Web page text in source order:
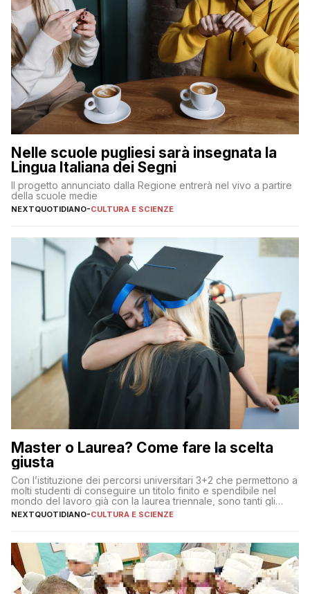
Nelle scuole pugliesi sarà insegnata la
Lingua Italiana dei Segni
Il progetto annunciato dalla Regione entrerà nel vivo a partire
della scuole medie
NEXTQUOTIDIANO-CULTURA E SCIENZE
Master o Laurea? Come fare la scelta
giusta
Con l’istituzione dei percorsi universitari 3+2 che permettono a
molti studenti di conseguire un titolo finito e spendibile nel
mondo del lavoro già con la laurea triennale, sono tanti gli
interrogativi che si pongono gli studenti una volta raggiunto
NEXTQUOTIDIANO-CULTURA E SCIENZE